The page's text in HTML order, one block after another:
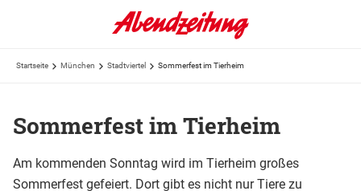
Startseite München Stadtviertel Sommerfest im Tierheim
Sommerfest im Tierheim
Am kommenden Sonntag wird im Tierheim großes
Sommerfest gefeiert. Dort gibt es nicht nur Tiere zu